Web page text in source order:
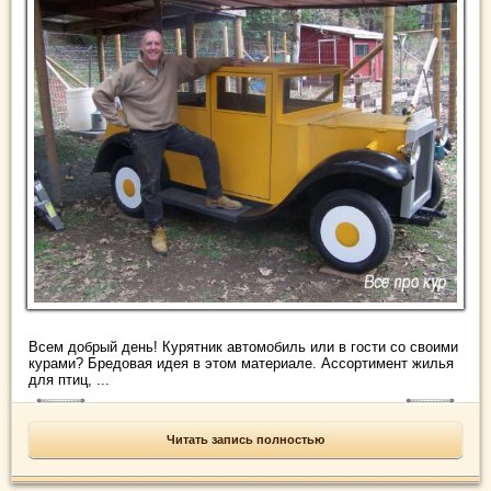
Всем добрый день! Курятник автомобиль или в гости со своими
курами? Бредовая идея в этом материале. Ассортимент жилья
для птиц, ...
Читать запись полностью